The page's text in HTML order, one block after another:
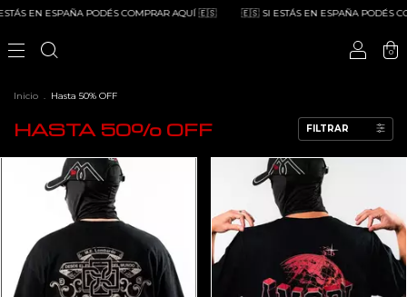
PODÉS COMPRAR AQUÍ 🇪🇸 🇪🇸 SI ESTÁS EN ESPAÑA PODÉS
0
Inicio Hasta 50% OFF
HASTA 50% OFF FILTRAR